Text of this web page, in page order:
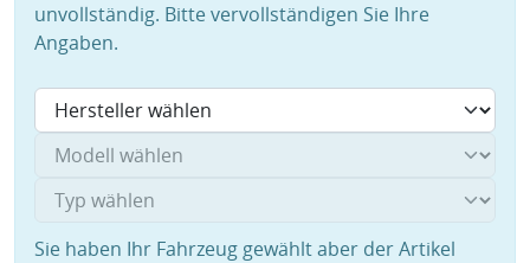
unvollständig. Bitte vervollständigen Sie Ihre
Angaben.
Sie haben Ihr Fahrzeug gewählt aber der Artikel